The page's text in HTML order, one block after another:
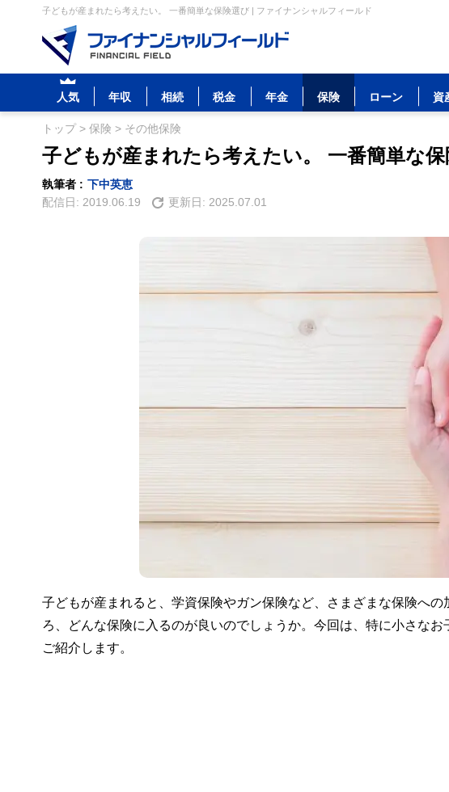
子どもが産まれたら考えたい。 一番簡単な保険選び | ファイナンシャルフィールド
人気 年収 相続 税金 年金 保険 ローン 資
トップ> 保険 > その他保険
子どもが産まれたら考えたい。 一番簡単な保
執筆者 : 下中英恵
配信日: 2019.06.19 更新日: 2025.07.01
子どもが産まれると、学資保険やガン保険など、さまざまな保険へ
ろ、どんな保険に入るのが良いのでしょうか。今回は、特に小さな
ご紹介します。